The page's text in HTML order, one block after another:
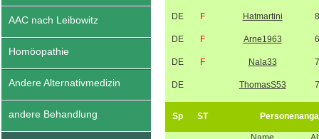
AAC nach Leibowitz
Homöopathie
Andere Alternativmedizin
andere Behandlung
DE F Hatmartini
DE F Arne1963
DE F Nala33
DE ThomasS53
Sp ST